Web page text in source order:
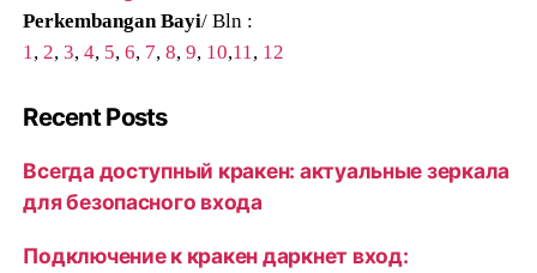
Perkembangan Bayi/ Bln :
1,2,3,4, 5,6, 7,8,9, 10,11, 12
Recent Posts
Всегда доступный кракен: актуальные зеркала
для безопасного входа
Подключение к кракен даркнет вход: